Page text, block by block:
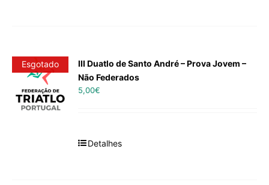
Esgotado
III Duatlo de Santo André – Prova Jovem –
Não Federados
5,00€
Detalhes